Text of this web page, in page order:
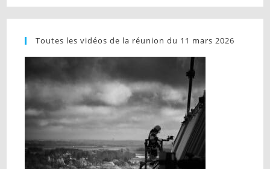
Toutes les vidéos de la réunion du 11 mars 2026